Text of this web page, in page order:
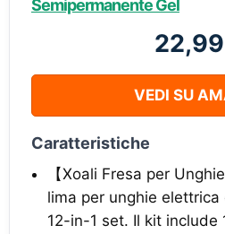
Semipermanente Gel
VEDI SU
Caratteristiche
【Xoali Fresa per
lima per unghie
12-in-1 set. Il kit include